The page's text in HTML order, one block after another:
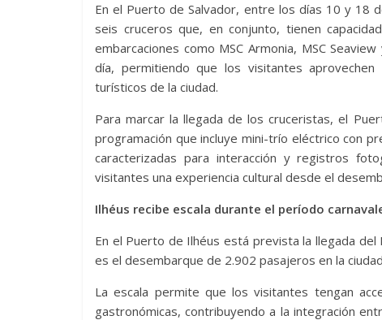
En el Puerto de Salvador, entre los días 10 y 18
seis cruceros que, en conjunto, tienen
embarcaciones como MSC Armonia, MSC
día, permitiendo que los visitantes
turísticos de la ciudad.
Para marcar la llegada de los cruceristas, el
programación que incluye mini-trío eléctrico con
caracterizadas para interacción y registros
visitantes una experiencia cultural desde el
Ilhéus recibe escala durante el período
En el Puerto de Ilhéus está prevista la llegada del
es el desembarque de 2.902 pasajeros en la
La escala permite que los visitantes tengan
gastronómicas, contribuyendo a la integración